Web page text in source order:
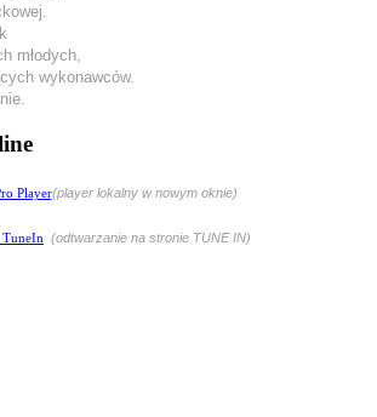
młodych,
wykonawców.
(player lokalny w nowym oknie)
(odtwarzanie na stronie TUNE IN)